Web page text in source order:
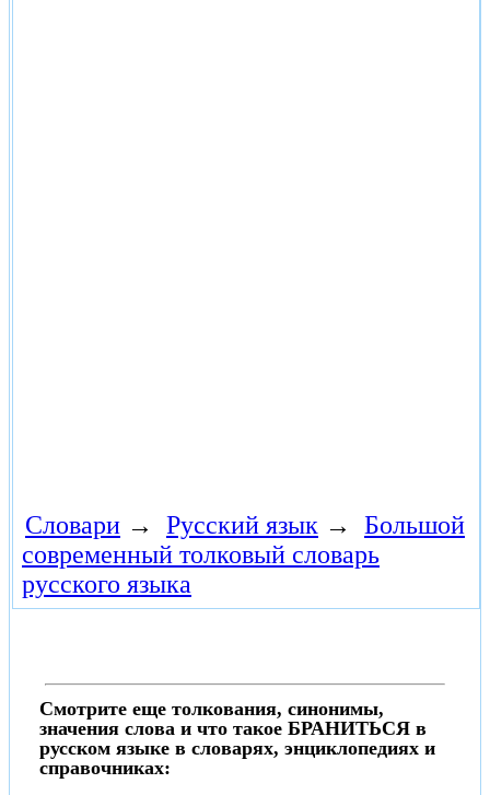
Словари → Русский язык →
Большой
современный толковый словарь
русского языка
Смотрите еще толкования, синонимы,
значения слова и что такое БРАНИТЬСЯ в
русском языке в словарях, энциклопедиях и
справочниках: